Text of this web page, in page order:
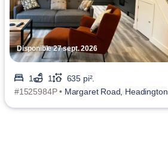
Disponible 27 sept. 2026
1 1
635 pi².
#1525984P • Margaret Road, Headington